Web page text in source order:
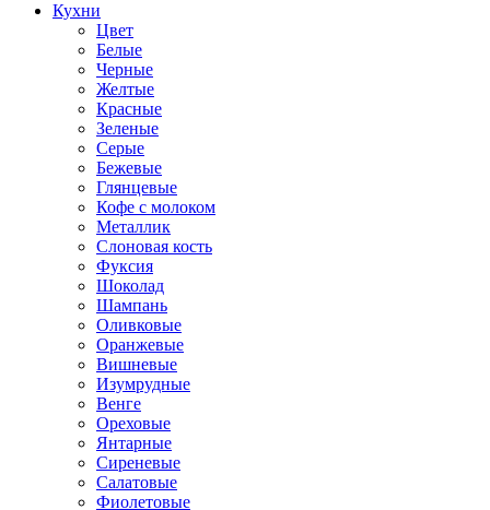
Кухни
Цвет
Белые
Черные
Желтые
Красные
Зеленые
Серые
Бежевые
Глянцевые
Кофе с молоком
Металлик
Слоновая кость
Фуксия
Шоколад
Шампань
Оливковые
Оранжевые
Вишневые
Изумрудные
Венге
Ореховые
Янтарные
Сиреневые
Салатовые
Фиолетовые